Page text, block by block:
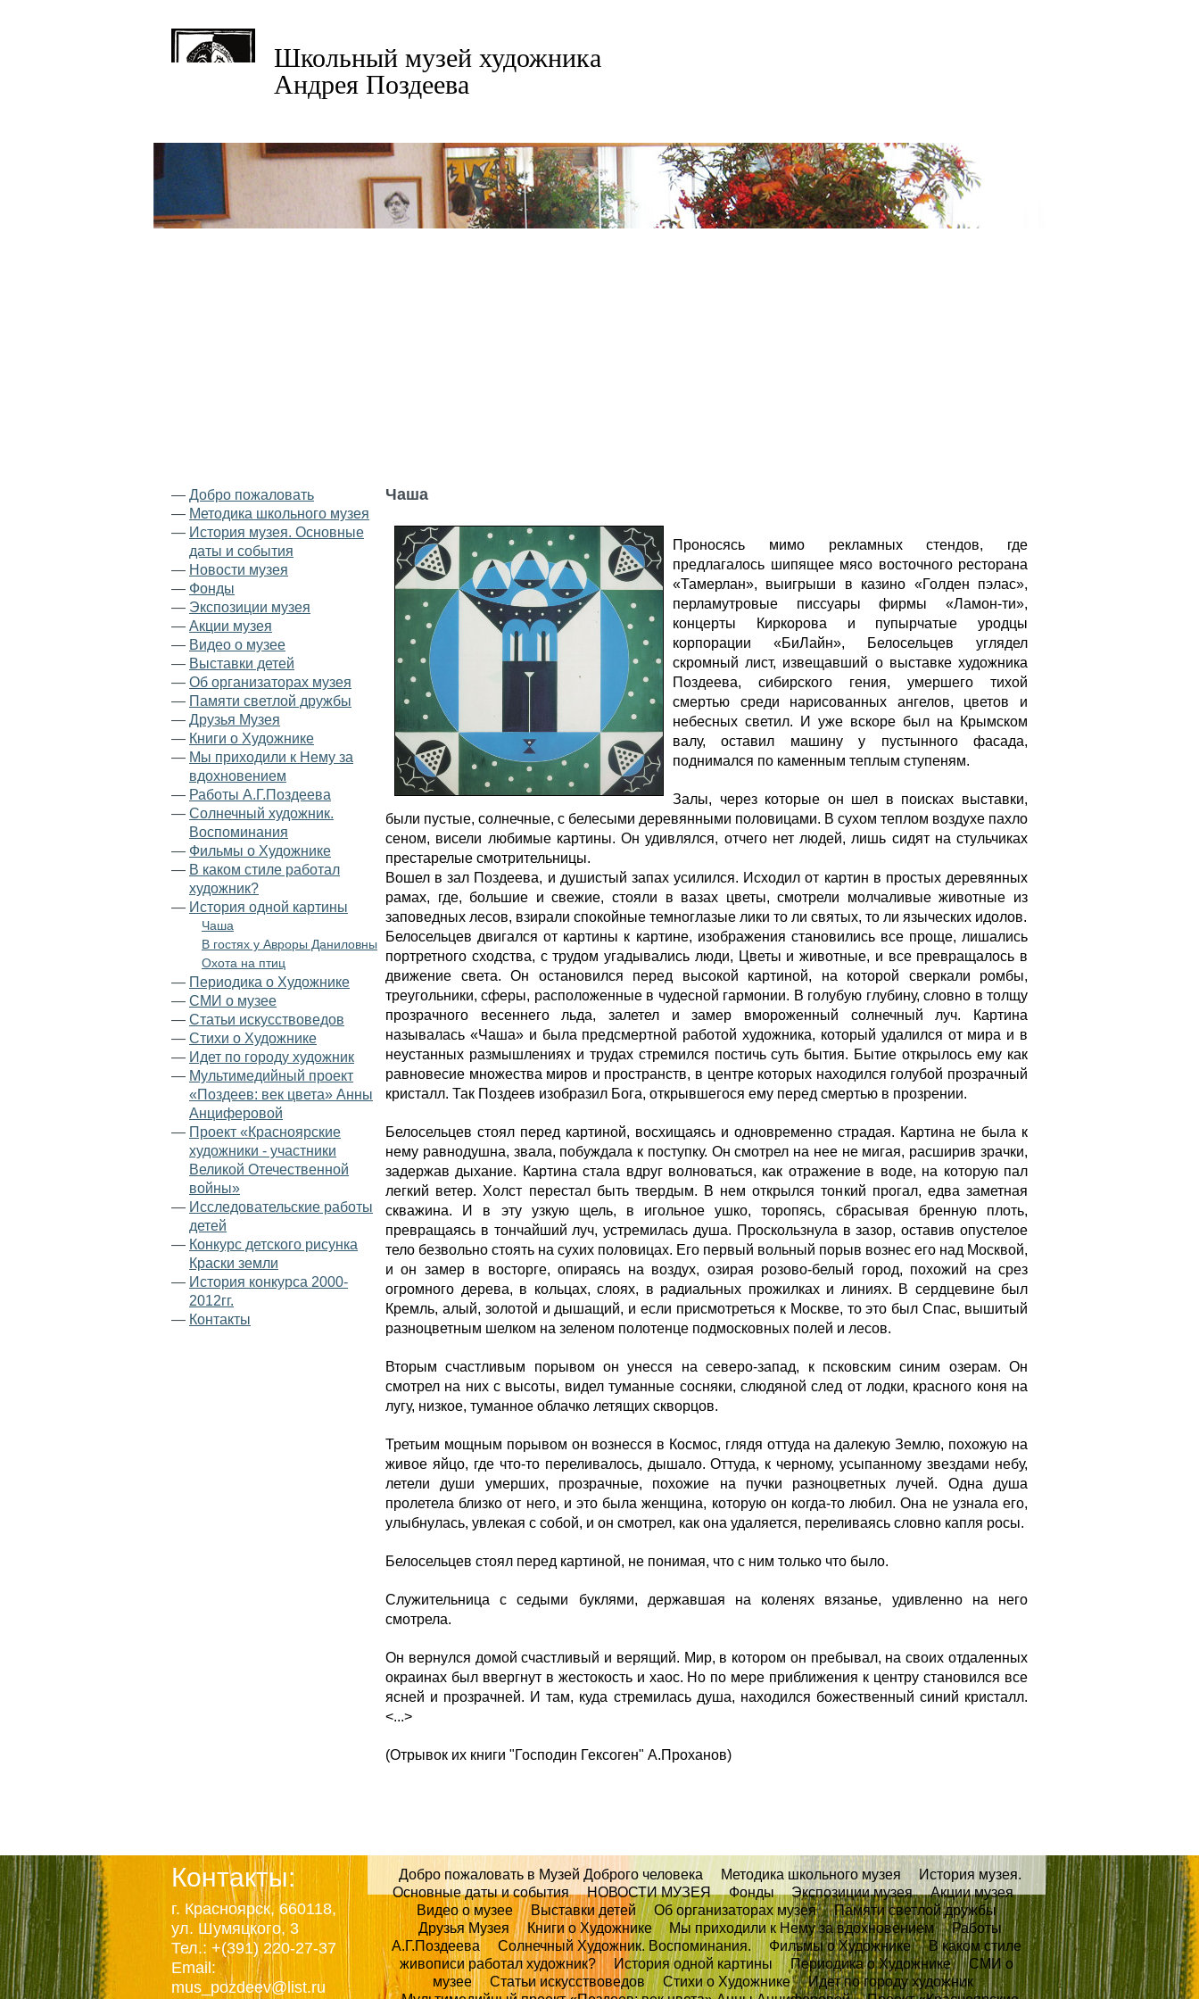
Школьный музей художника
Андрея Поздеева
Чаша
Проносясь мимо рекламных стендов, где
предлагалось ши­пящее мясо восточного ресторана
«Тамерлан», выигрыши в ка­зино «Голден пэлас»,
перламутровые писсуары фирмы «Ламон-ти»,
концерты Киркорова и пупырчатые уродцы
корпорации «БиЛайн»,
Белосельцев углядел
скромный лист, извещавший о выставке художника
Поздеева, сибирского ге­ния, умершего тихой
смертью среди нарисованных ангелов, цветов и
небесных светил. И уже вскоре был на Крымском
валу, оставил машину у пустынного фасада,
поднимался по камен­ным теплым ступеням.
Залы, через которые он шел в поисках выставки,
были пус­тые, солнечные, с белесыми деревянными половицами. В су­хом теплом воздухе пахло
сеном, висели любимые картины. Он удивлялся, отчего нет людей, лишь сидят на стульчиках
преста­релые смотрительницы.
Вошел в зал Поздеева, и душистый за­пах усилился. Исходил от картин в простых деревянных
рамах, где, большие и свежие, стояли в вазах цветы, смотрели молча­ливые животные из
заповедных лесов, взирали спокойные тем­ноглазые лики то ли святых, то ли языческих идолов.
Белосель­цев двигался от картины к картине, изображения становились все проще, лишались
портретного сходства, с трудом угадыва­лись люди, Цветы и животные, и все превращалось в
движение света. Он остановился перед высокой картиной, на которой сверкали ромбы,
треугольники, сферы, расположенные в чудес­ной гармонии. В голубую глубину, словно в толщу
прозрачного весеннего льда, залетел и замер вмороженный солнечный луч. Картина
называлась «Чаша» и была предсмертной работой ху­дожника, который удалился от мира и в
неустанных размышле­ниях и трудах стремился постичь суть бытия. Бытие открылось ему как
равновесие множества миров и пространств, в центре которых находился голубой прозрачный
кристалл. Так Поздеев изобразил Бога, открывшегося ему перед смертью в прозрении.
Белосельцев стоял перед картиной, восхищаясь и одновре­менно страдая. Картина не была к
нему равнодушна, звала, по­буждала к поступку. Он смотрел на нее не мигая, расширив зрач­ки,
задержав дыхание. Картина стала вдруг волноваться, как отражение в воде, на которую пал
легкий ветер. Холст перестал быть твердым. В нем открылся тонкий прогал, едва заметная
скважина. И в эту узкую щель, в игольное ушко, торопясь, сбра­сывая бренную плоть,
превращаясь в тончайший луч, устреми­лась душа. Проскользнула в зазор, оставив опустелое
тело без­вольно стоять на сухих половицах. Его первый вольный порыв вознес его над Москвой,
и он замер в восторге, опираясь на воз­дух, озирая розово-белый город, похожий на срез
огромного де­рева, в кольцах, слоях, в радиальных прожилках и линиях. В сер­дцевине был
Кремль, алый, золотой и дышащий, и если при­смотреться к Москве, то это был Спас, вышитый
разноцветным шелком на зеленом полотенце подмосковных полей и лесов.
Вторым счастливым порывом он унесся на северо-запад, к псковским синим озерам. Он
смотрел на них с высоты, ви­дел туманные сосняки, слюдяной след от лодки, красного коня на
лугу, низкое, туманное облачко летящих скворцов.
Третьим мощным порывом он вознесся в Космос, глядя оттуда на далекую Землю, похожую на
живое яйцо, где что-то переливалось, дышало. Оттуда, к черному, усыпанному звез­дами небу,
летели души умерших, прозрачные, похожие на пуч­ки разноцветных лучей. Одна душа
пролетела близко от него, и это была женщина, которую он когда-то любил. Она не уз­нала его,
улыбнулась, увлекая с собой, и он смотрел, как она удаляется, переливаясь словно капля росы.
Белосельцев стоял перед картиной, не понимая, что с ним только что было.
Служительница с седыми буклями, держав­шая на коленях вязанье, удивленно на него
смотрела.
Он вернулся домой счастливый и верящий. Мир, в кото­ром он пребывал, на своих отдаленных
окраинах был ввергнут в жестокость и хаос. Но по мере приближения к центру стано­вился все
ясней и прозрачней. И там, куда стремилась душа, находился божественный синий кристалл.
<...>
(Отрывок их книги "Господин Гексоген" А.Проханов)
— Добро пожаловать
— Методика школьного музея
— История музея. Основные
даты и события
— Новости музея
— Фонды
— Экспозиции музея
— Акции музея
— Видео о музее
— Выставки детей
— Об организаторах музея
— Памяти светлой дружбы
— Друзья Музея
— Книги о Художнике
— Мы приходили к Нему за
вдохновением
— Работы А.Г.Поздеева
— Солнечный художник.
Воспоминания
— Фильмы о Художнике
— В каком стиле работал
художник?
— История одной картины
Чаша
В гостях у Авроры Даниловны
Охота на птиц
— Периодика о Художнике
— СМИ о музее
— Статьи искусствоведов
— Стихи о Художнике
— Идет по городу художник
— Мультимедийный проект
«Поздеев: век цвета» Анны
Анцифeровой
— Проект «Красноярские
художники - участники
Великой Отечественной
войны»
— Исследовательские работы
детей
— Конкурс детского рисунка
Краски земли
— История конкурса 2000-
2012гг.
— Контакты
Контакты:
г. Красноярск, 660118,
ул. Шумяцкого, 3
Тел.: +(391) 220-27-37
Email:
mus_pozdeev@list.ru
Добро пожаловать в Музей Доброго человека Методика школьного музея
История музея.
Основные даты и события
НОВОСТИ МУЗЕЯ Фонды Экспозиции музея
Акции музея
Видео о музее
Выставки детей Об организаторах музея
Памяти светлой дружбы
Друзья Музея
Книги о Художнике Мы приходили к Нему за вдохновением
Работы
А.Г.Поздеева
Солнечный Художник. Воспоминания. Фильмы о Художнике
В каком стиле
живописи работал художник?
История одной картины Периодика о Художнике
СМИ о
музее
Статьи искусствоведов Стихи о Художнике
Идет по городу художник